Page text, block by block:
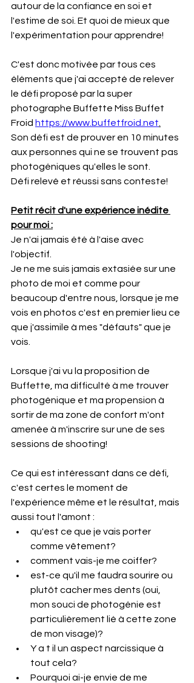
autour de la confiance en soi et
l'estime de soi. Et quoi de mieux que
l'expérimentation pour apprendre!
C'est donc motivée par tous ces
éléments que j'ai accepté de relever
le défi proposé par la super
photographe Buffette Miss Buffet
Froid https://www.buffetfroid.net
Son défi est de prouver en 10 minutes
aux personnes qui ne se trouvent pas
photogéniques qu'elles le sont.
Défi relevé et réussi sans conteste!
Petit récit d'une expérience inédite
pour moi :
Je n'ai jamais été à l'aise avec
l'objectif.
Je ne me suis jamais extasiée sur une
photo de moi et comme pour
beaucoup d'entre nous, lorsque je me
vois en photos c'est en premier lieu ce
que j'assimile à mes "défauts" que je
vois.
Lorsque j'ai vu la proposition de
Buffette, ma difficulté à me trouver
photogénique et ma propension à
sortir de ma zone de confort m'ont
amenée à m'inscrire sur une de ses
sessions de shooting!
Ce qui est intéressant dans ce défi,
c'est certes le moment de
l'expérience même et le résultat, mais
aussi tout l'amont :
qu'est ce que je vais porter
comme vêtement?
comment vais-je me coiffer?
est-ce qu'il me faudra sourire ou
plutôt cacher mes dents (oui,
mon souci de photogénie est
particulièrement lié à cette zone
de mon visage)?
Y a t il un aspect narcissique à
tout cela?
Pourquoi ai-je envie de me